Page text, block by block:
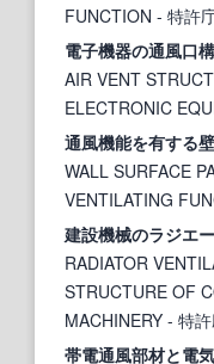
FUNCTION - 特許
電子機器の通風口
AIR VENT
ELECTRONIC
通風機能を有する
WALL SURFACE
VENTILATING
建設機械のラジエ
RADIATOR
STRUCTURE OF
MACHINERY - 特
帯電通風部材と電